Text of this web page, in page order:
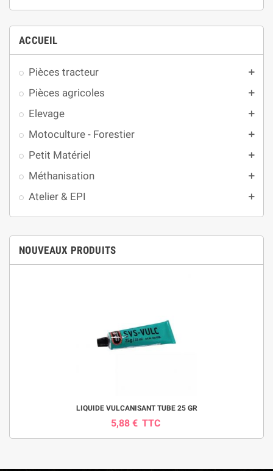
ACCUEIL
Pièces tracteur add
Pièces agricoles add
Elevage add
Motoculture - Forestier add
Petit Matériel add
Méthanisation add
Atelier & EPI add
NOUVEAUX PRODUITS
LIQUIDE VULCANISANT TUBE 25 GR
5,88 € TTC